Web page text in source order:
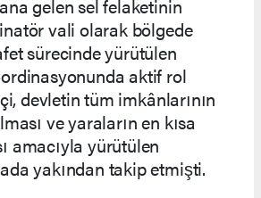
gelen sel felaketinin
vali olarak bölgede
sürecinde yürütülen
aktif rol
devletin tüm imkânlarının
ve yaraların en kısa
amacıyla yürütülen
yakından takip etmişti.